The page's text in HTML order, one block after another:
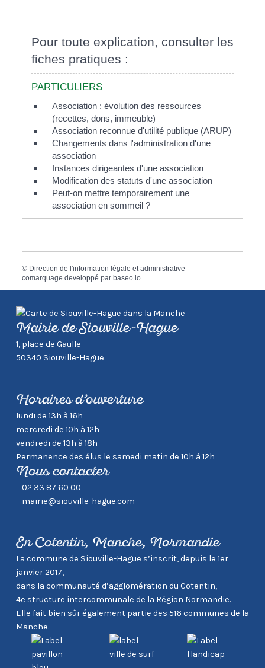
Pour toute explication, consulter les
fiches pratiques :
PARTICULIERS
Association : évolution des ressources
(recettes, dons, immeuble)
Association reconnue d'utilité publique (ARUP)
Changements dans l'administration d'une
association
Instances dirigeantes d'une association
Modification des statuts d'une association
Peut-on mettre temporairement une
association en sommeil ?
© Direction de l'information légale et administrative
comarquage developpé par baseo.io
Mairie de Siouville-Hague
1, place de Gaulle
50340 Siouville-Hague
Horaires d’ouverture
lundi de 13h à 16h
mercredi de 10h à 12h
vendredi de 13h à 18h
Permanence des élus le samedi matin de 10h à 12h
Nous contacter
02 33 87 60 00
mairie@siouville-hague.com
En Cotentin, Manche, Normandie
La commune de Siouville-Hague s’inscrit, depuis le 1er
janvier 2017,
dans la communauté d’agglomération du Cotentin,
4e structure intercommunale de la Région Normandie.
Elle fait bien sûr également partie des 516 communes de la
Manche.